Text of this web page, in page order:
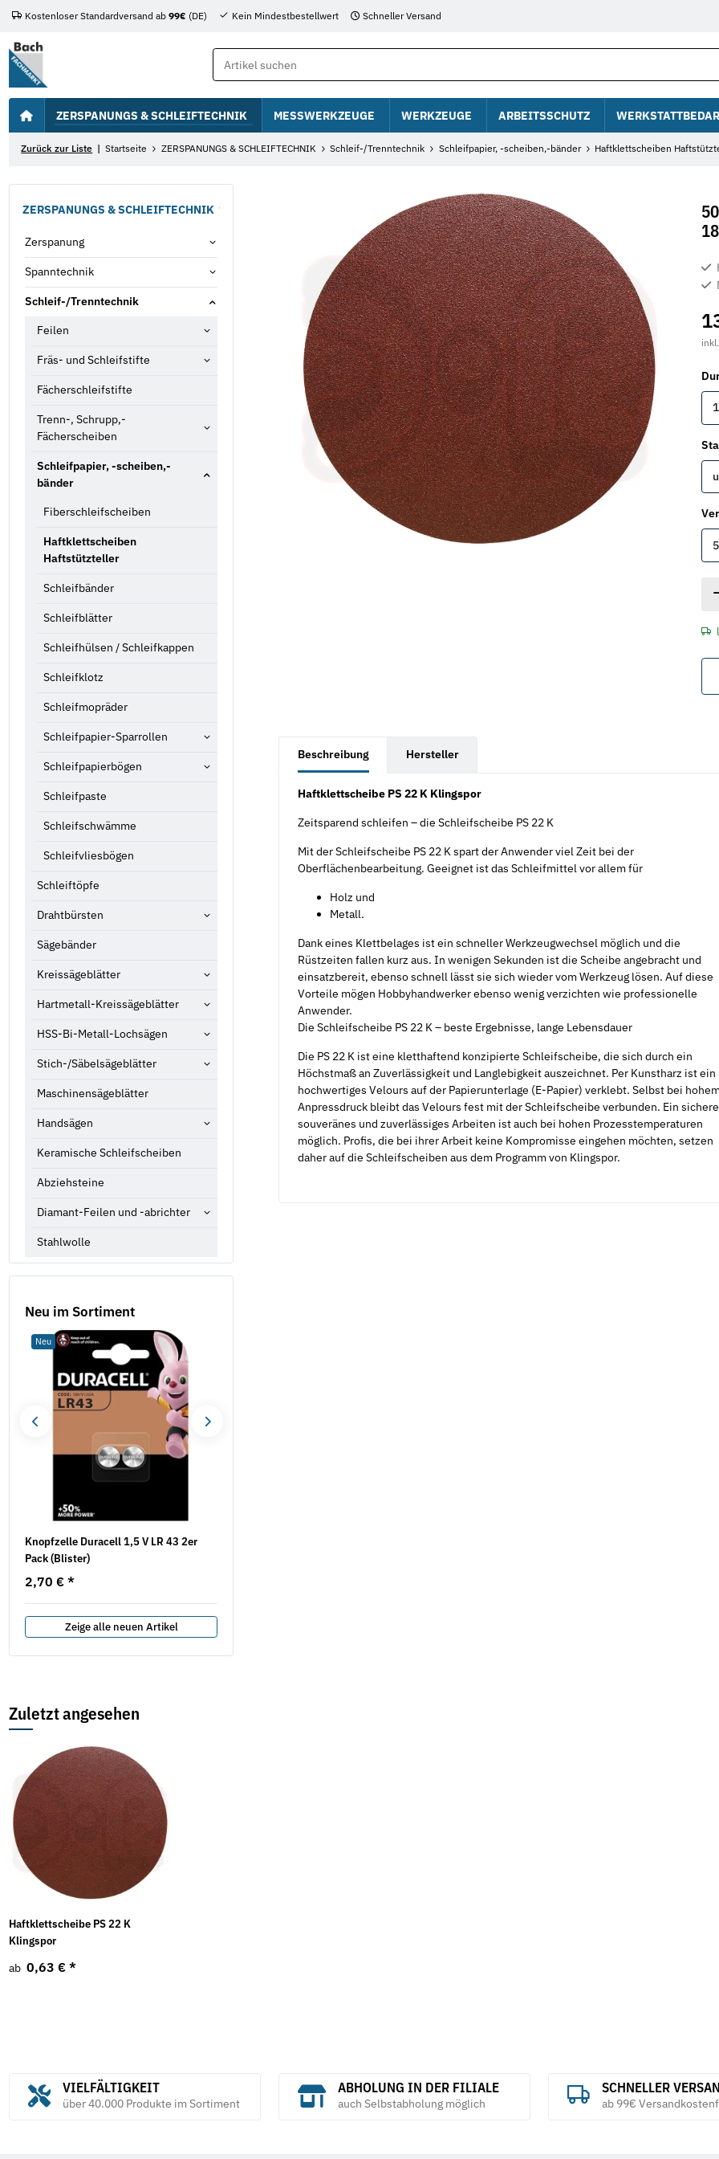
Kostenloser Standardversand ab 99€ (DE) Kein Mindestbestellwert Schneller Versand
ZERSPANUNGS & SCHLEIFTECHNIK MESSWERKZEUGE WERKZEUGE ARBEITSSCHUTZ
Zurück zur Liste Startseite ZERSPANUNGS & SCHLEIFTECHNIK Schleif-/Trenntechnik Schleifpapier, -scheiben,-bänder Haftklettscheiben
Beschreibung Hersteller
Haftklettscheibe PS 22 K Klingspor
Zeitsparend schleifen – die Schleifscheibe PS 22 K
Mit der Schleifscheibe PS 22 K spart der Anwender viel Zeit bei der
Oberflächenbearbeitung. Geeignet ist das Schleifmittel vor allem für
Holz und
Metall.
Dank eines Klettbelages ist ein schneller Werkzeugwechsel möglich und die
Rüstzeiten fallen kurz aus. In wenigen Sekunden ist die Scheibe angebracht und
einsatzbereit, ebenso schnell lässt sie sich wieder vom Werkzeug lösen. Auf diese
Vorteile mögen Hobbyhandwerker ebenso wenig verzichten wie professionelle
Anwender.
Die Schleifscheibe PS 22 K – beste Ergebnisse, lange Lebensdauer
Die PS 22 K ist eine kletthaftend konzipierte Schleifscheibe, die sich durch ein
Höchstmaß an Zuverlässigkeit und Langlebigkeit auszeichnet. Per Kunstharz ist ein
hochwertiges Velours auf der Papierunterlage (E-Papier) verklebt. Selbst bei
Anpressdruck bleibt das Velours fest mit der Schleifscheibe verbunden. Ein
souveränes und zuverlässiges Arbeiten ist auch bei hohen Prozesstemperaturen
möglich. Profis, die bei ihrer Arbeit keine Kompromisse eingehen möchten, setzen
daher auf die Schleifscheiben aus dem Programm von Klingspor.
ZERSPANUNGS & SCHLEIFTECHNIK
Zerspanung
Spanntechnik
Schleif-/Trenntechnik
Feilen
Fräs- und Schleifstifte
Fächerschleifstifte
Trenn-, Schrupp,-
Fächerscheiben
Schleifpapier, -scheiben,-
bänder
Fiberschleifscheiben
Haftklettscheiben
Haftstützteller
Schleifbänder
Schleifblätter
Schleifhülsen / Schleifkappen
Schleifklotz
Schleifmopräder
Schleifpapier-Sparrollen
Schleifpapierbögen
Schleifpaste
Schleifschwämme
Schleifvliesbögen
Schleiftöpfe
Drahtbürsten
Sägebänder
Kreissägeblätter
Hartmetall-Kreissägeblätter
HSS-Bi-Metall-Lochsägen
Stich-/Säbelsägeblätter
Maschinensägeblätter
Handsägen
Keramische Schleifscheiben
Abziehsteine
Diamant-Feilen und -abrichter
Stahlwolle
Neu im Sortiment
Neu
Knopfzelle Duracell 1,5 V LR 43 2er
Pack (Blister)
2,70 € *
Zeige alle neuen Artikel
Zuletzt angesehen
Haftklettscheibe PS 22 K
Klingspor
ab 0,63 € *
VIELFÄLTIGKEIT
über 40.000 Produkte im Sortiment
ABHOLUNG IN DER FILIALE
auch Selbstabholung möglich
SCHNELLER
ab 99€